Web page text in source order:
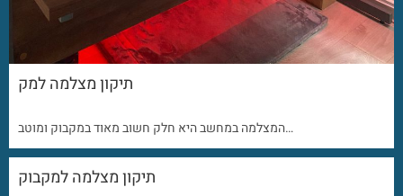
תיקון מצלמה למק
המצלמה במחשב היא חלק חשוב מאוד במקבוק ומוטב…
תיקון מצלמה למקבוק